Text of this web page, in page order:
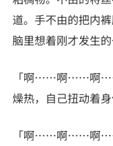
道。手不由的把内
脑里想着刚才发生的
「啊……啊……啊……
燥热，自己扭动着
「啊……啊……啊